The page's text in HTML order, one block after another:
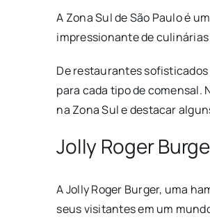
A Zona Sul de São Paulo é
impressionante de
De restaurantes
para cada tipo de
na Zona Sul e destacar
Jolly Roger
A Jolly Roger Burger, uma
seus visitantes em um